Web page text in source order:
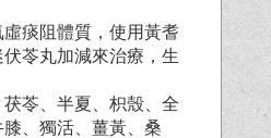
痰阻體質，使用黃耆
苓丸加減來治療，生
苓、半夏、枳殼、全
、獨活、薑黃、桑